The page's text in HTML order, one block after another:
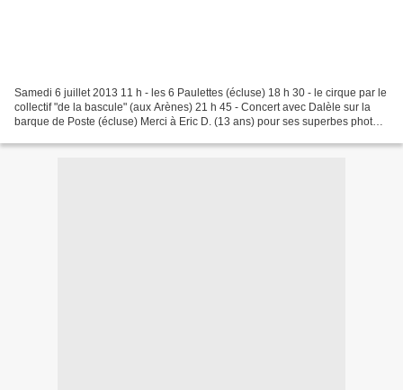
Samedi 6 juillet 2013 11 h - les 6 Paulettes (écluse) 18 h 30 - le cirque par le
collectif "de la bascule" (aux Arènes) 21 h 45 - Concert avec Dalèle sur la
barque de Poste (écluse) Merci à Eric D. (13 ans) pour ses superbes photos